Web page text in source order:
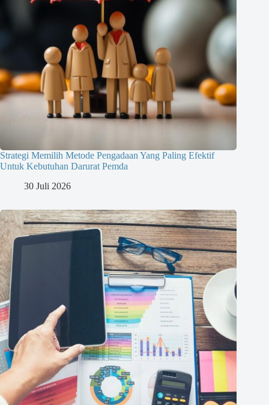
Strategi Memilih Metode Pengadaan Yang Paling Efektif
Untuk Kebutuhan Darurat Pemda
30 Juli 2026